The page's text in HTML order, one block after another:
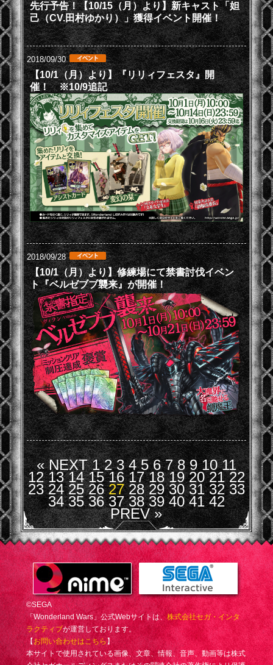
先行予告！【10/15（月）より】新キャスト「妲
己（CV.田村ゆかり）」獲得イベント開催！
2018/09/30
【10/1（月）より】『リリィフェスタ』開
催！ ※10/9追記
2018/09/28
【10/1（月）より】修練場にて禁書討伐イベン
ト『ベルゼブブ襲来』が開催！
« NEXT 1 2 3 4 5 6 7 8 9 10 11
12 13 14 15 16 17 18 19 20 21 22
23 24 25 26 27 28 29 30 31 32 33
34 35 36 37 38 39 40 41 42
PREV »
©SEGA
「Wonderland Wars」公式Webサイトは、株式会社セガ・インタ
ラクティブが運営しております。
【お問い合わせはこちら】
本サイトで使用されている画像、文章、情報、音声、動画等は株式